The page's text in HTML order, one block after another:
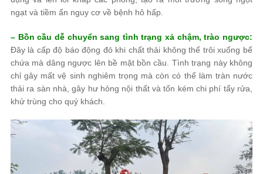
ngạt và tiềm ẩn nguy cơ về bệnh hô hấp.
– Bồn cầu dễ chuyển sang tình trạng xả chậm, trào ngược:
Đây là cấp độ báo động đỏ khi chất thải không thể trôi xuống bể
chứa mà dâng ngược lên bề mặt bồn cầu. Tình trạng này không
chỉ gây mất vệ sinh nghiêm trọng mà còn có thể làm tràn nước
thải ra sàn nhà, gây hư hỏng nội thất và tốn kém chi phí tẩy rửa,
khử trùng cho quý khách.